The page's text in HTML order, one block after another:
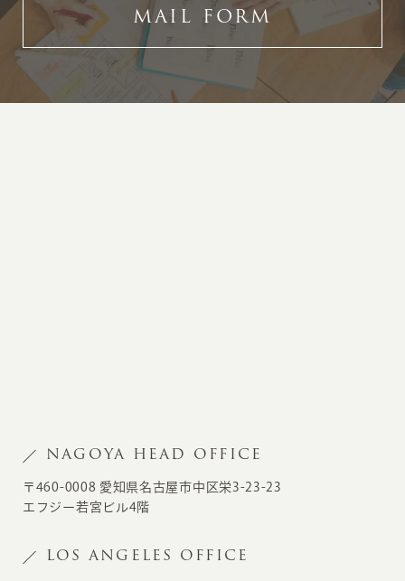
MAIL FORM
NAGOYA HEAD OFFICE
〒460-0008 愛知県名古屋市中区栄3-23-23
エフジー若宮ビル4階
LOS ANGELES OFFICE